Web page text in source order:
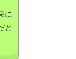
に
と